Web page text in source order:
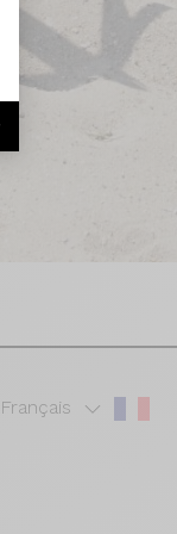
Français